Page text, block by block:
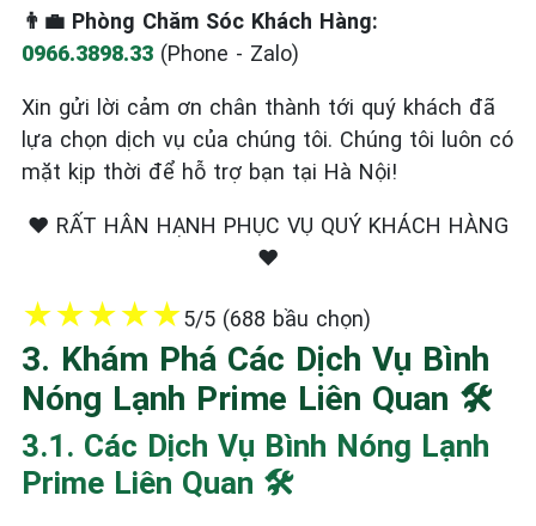
👨‍💼 Phòng Chăm Sóc Khách Hàng:
0966.3898.33 (Phone - Zalo)
Xin gửi lời cảm ơn chân thành tới quý khách đã
lựa chọn dịch vụ của chúng tôi. Chúng tôi luôn có
mặt kịp thời để hỗ trợ bạn tại Hà Nội!
❤️ RẤT HÂN HẠNH PHỤC VỤ QUÝ KHÁCH HÀNG
❤️
★★★★★5/5 (688 bầu chọn)
3. Khám Phá Các Dịch Vụ Bình
Nóng Lạnh Prime Liên Quan 🛠️
3.1. Các Dịch Vụ Bình Nóng Lạnh
Prime Liên Quan 🛠️